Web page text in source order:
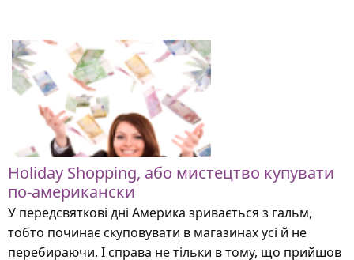
Holiday Shopping, або мистецтво купувати
по-американски
У передсвяткові дні Америка зривається з гальм,
тобто починає скуповувати в магазинах усі й не
перебираючи. І справа не тільки в тому, що прийшов